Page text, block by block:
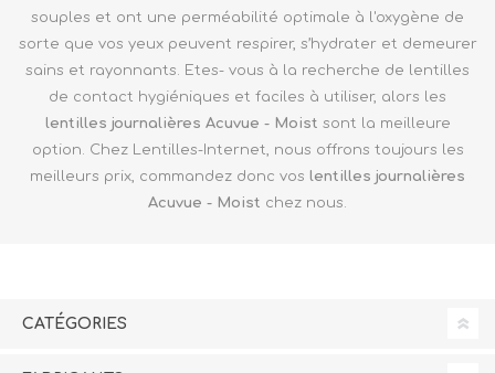
souples et ont une perméabilité optimale à l'oxygène de
sorte que vos yeux peuvent respirer, s’hydrater et demeurer
sains et rayonnants. Etes- vous à la recherche de lentilles
de contact hygiéniques et faciles à utiliser, alors les
lentilles journalières Acuvue - Moist sont la meilleure
option. Chez Lentilles-Internet, nous offrons toujours les
meilleurs prix, commandez donc vos lentilles journalières
Acuvue - Moist chez nous.
CATÉGORIES